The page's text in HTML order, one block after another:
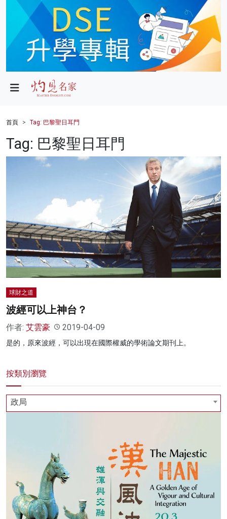
政局
財經
健康
影片
名家榜
灼見活動
首頁 Tag: 巴黎聖日耳門
Tag: 巴黎聖日耳門
球財之道
波經可以上神台？
作者: 艾雲豪 2019-04-09
是的，原來波經，可以出現在國際權威的學術論文期刊上。
按類別瀏覽
政局